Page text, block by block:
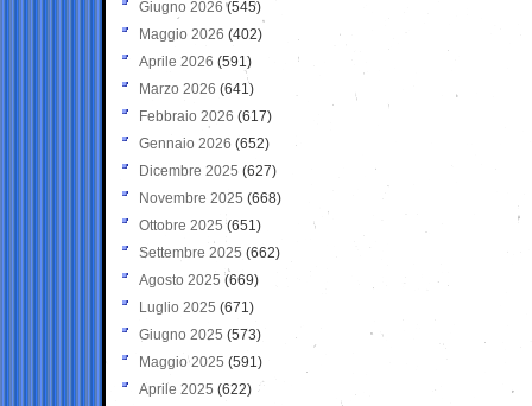
Giugno 2026 (545)
Maggio 2026 (402)
Aprile 2026 (591)
Marzo 2026 (641)
Febbraio 2026 (617)
Gennaio 2026 (652)
Dicembre 2025 (627)
Novembre 2025 (668)
Ottobre 2025 (651)
Settembre 2025 (662)
Agosto 2025 (669)
Luglio 2025 (671)
Giugno 2025 (573)
Maggio 2025 (591)
Aprile 2025 (622)